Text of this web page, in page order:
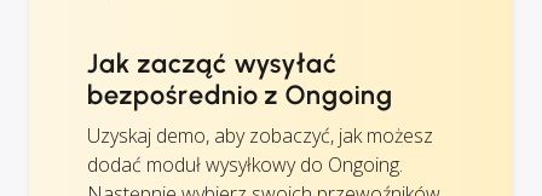
Jak zacząć wysyłać
bezpośrednio z Ongoing
Uzyskaj demo, aby zobaczyć, jak możesz
dodać moduł wysyłkowy do Ongoing.